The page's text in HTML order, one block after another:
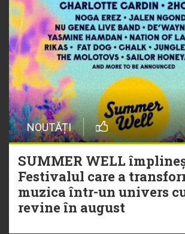
NOUTĂȚI
SUMMER WELL
Festivalul care a
muzica într-un univers
revine în august